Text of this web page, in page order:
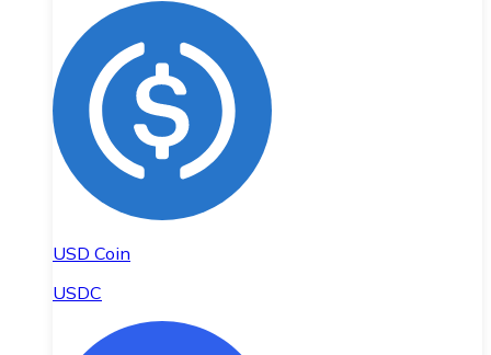
USD Coin
USDC